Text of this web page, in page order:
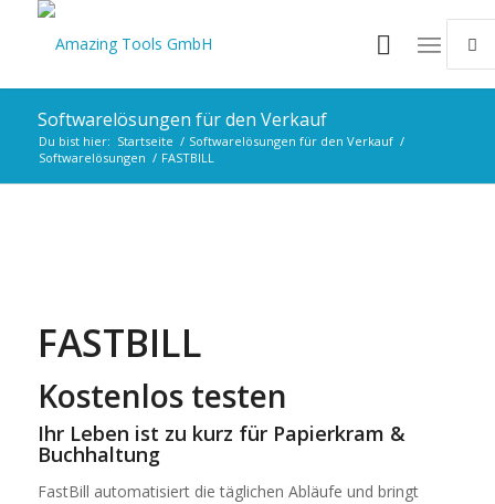
Softwarelösungen für den Verkauf
Du bist hier: Startseite / Softwarelösungen für den Verkauf /
Softwarelösungen / FASTBILL
FASTBILL
Kostenlos testen
Ihr Leben ist zu kurz für Papierkram &
Buchhaltung
FastBill automatisiert die täglichen Abläufe und bringt